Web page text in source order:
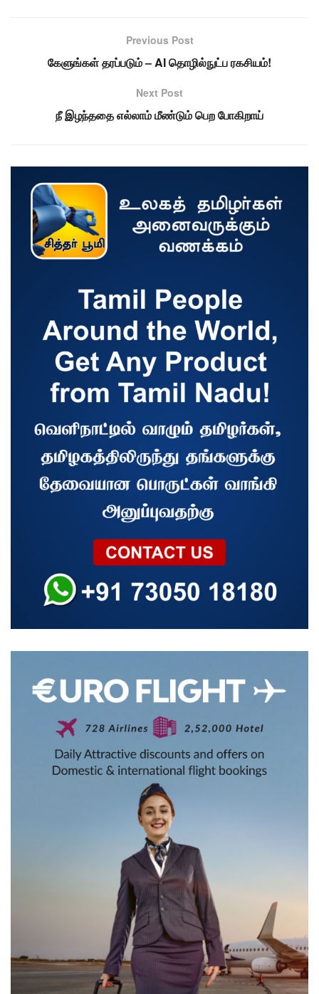
Previous Post
கேளுங்கள் தரப்படும் – AI தொழில்நுட்ப ரகசியம்!
Next Post
நீ இழந்ததை எல்லாம் மீண்டும் பெற போகிறாய்